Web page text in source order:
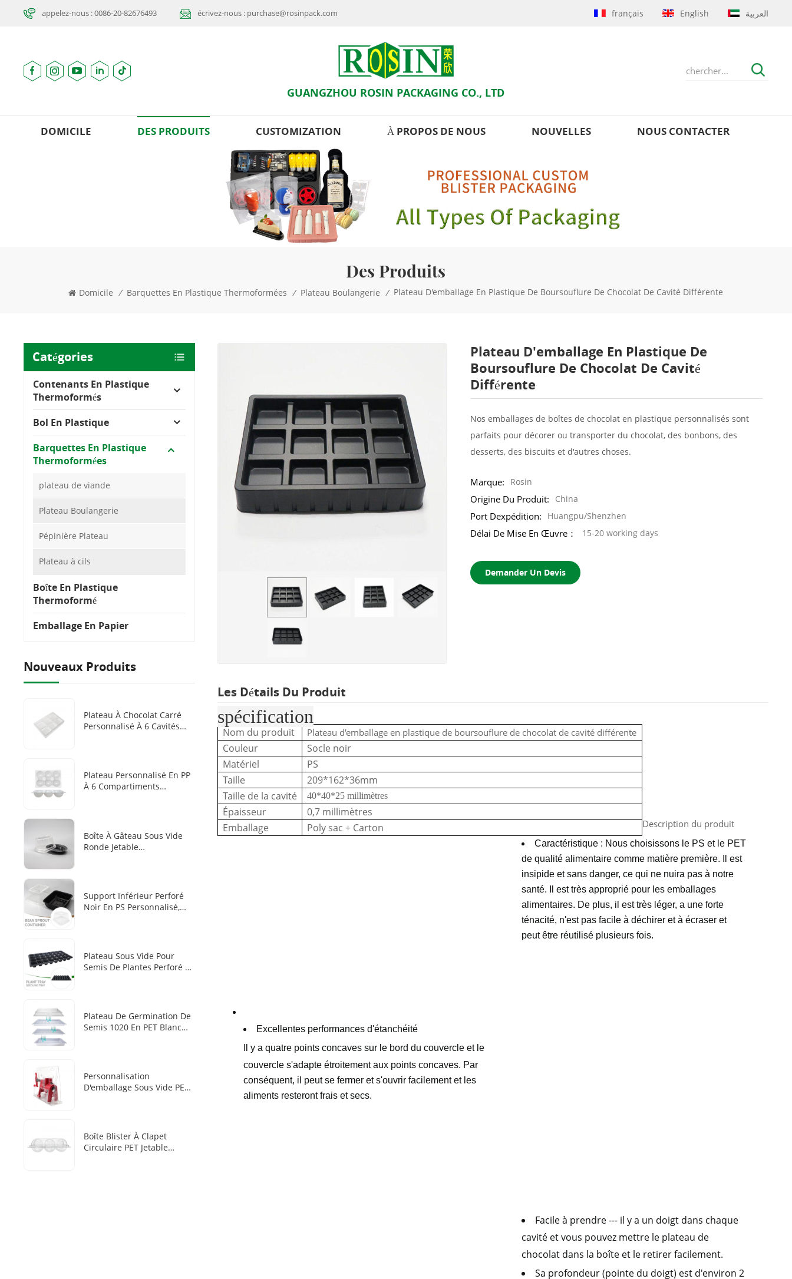
appelez-nous : 0086-20-82676493 écrivez-nous : purchase@rosinpack.com français English العربية
GUANGZHOU ROSIN PACKAGING CO., LTD
DOMICILE DES PRODUITS CUSTOMIZATION À PROPOS DE NOUS NOUVELLES NOUS CONTACTER
Des Produits
Domicile / Barquettes En Plastique Thermoformées / Plateau Boulangerie / Plateau D'emballage En Plastique De Boursouflure De Chocolat De Cavité Différente
Plateau D'emballage En Plastique De
Boursouflure De Chocolat De Cavité
Différente
Nos emballages de boîtes de chocolaten plastique personnaliséssont
parfaits pour décorer ou transporter du chocolat, des bonbons, des
desserts, des biscuits et d'autres choses.
Marque: Rosin
Origine Du Produit: China
Port Dexpédition: Huangpu/Shenzhen
Délai De Mise En Œuvre： 15-20 working days
Demander Un Devis
Les Détails Du Produit
spécification
Nom du produit Plateau d'emballage en plastique de boursouflure de chocolat de cavité différente
Couleur
Socle noir
Matériel
PS
Taille
209*162*36mm
Taille de la cavité
40*40*25 millimètres
Épaisseur
0,7 millimètres
Emballage
Poly sac + Carton Description du produit
Caractéristique : Nous choisissons le PS et le PET
de qualité alimentaire comme matière première. Il est
insipide et sans danger, ce qui ne nuira pas à notre
santé. Il est très approprié pour les emballages
alimentaires. De plus, il est très léger, a une forte
ténacité, n'est pas facile à déchirer et à écraser et
peut être réutilisé plusieurs fois.
Excellentes performances d'étanchéité
Il y a quatre points concaves sur le bord du couvercle et le
couvercle s'adapte étroitement aux points concaves. Par
conséquent, il peut se fermer et s'ouvrir facilement et les
aliments resteront frais et secs.
Facile à prendre--- il y a un doigt dans chaque
cavité et vous pouvez mettre le plateau de
chocolat dans la boîte et le retirer facilement.
Sa profondeur (pointe du doigt) est d'environ 2
Catégories
Contenants En Plastique
Thermoformés
Bol En Plastique
Barquettes En Plastique
Thermoformées
plateau de viande
Plateau Boulangerie
Pépinière Plateau
Plateau à cils
Boîte En Plastique
Thermoformé
Emballage En Papier
Nouveaux Produits
Plateau À Chocolat Carré
Personnalisé À 6 Cavités
Plateaux En Plastique
Plateau Personnalisé En PP
À 6 Compartiments
Et Boulettes Au Sésame
Surgelés
Boîte À Gâteau Sous Vide
Ronde Jetable
Couvercle Transparent Avec
Emplacement Pour Les
Doigts
Support Inférieur Perforé
Noir En PS Personnalisé,
Hydroponique Sans
Substrat De Pousses De
Haricots Et D'herbe À Chat
Plateau Sous Vide Pour
Semis De Plantes Perforé À
Plateau De Germination De
Semis 1020 En PET Blanc
Personnalisation
D'emballage Sous Vide PET
Boîte Blister À Clapet
Circulaire PET Jetable